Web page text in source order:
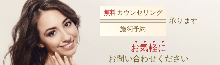
無料カウンセリング
施術予約
承ります
お気軽に
お問い合わせください